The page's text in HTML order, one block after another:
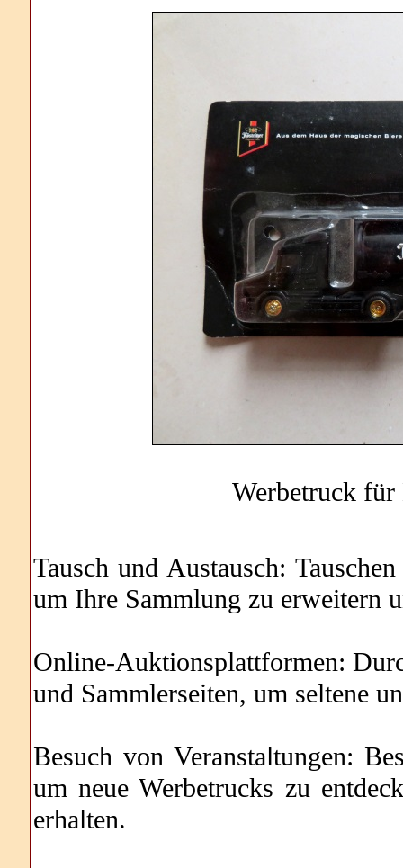
Werbetruck
Tausch und Austausch:
um Ihre Sammlung zu erweitern
Online-Auktionsplattformen:
und Sammlerseiten, um seltene
Besuch von Veranstaltungen:
um neue Werbetrucks zu
erhalten.